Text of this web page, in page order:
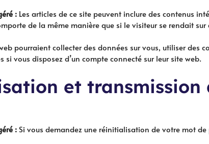
: Les articles de ce site peuvent inclure des contenus
de la même manière que si le visiteur se rendait sur
pourraient collecter des données sur vous, utiliser des
si vous disposez d’un compte connecté sur leur site web.
et transmission
: Si vous demandez une réinitialisation de votre mot